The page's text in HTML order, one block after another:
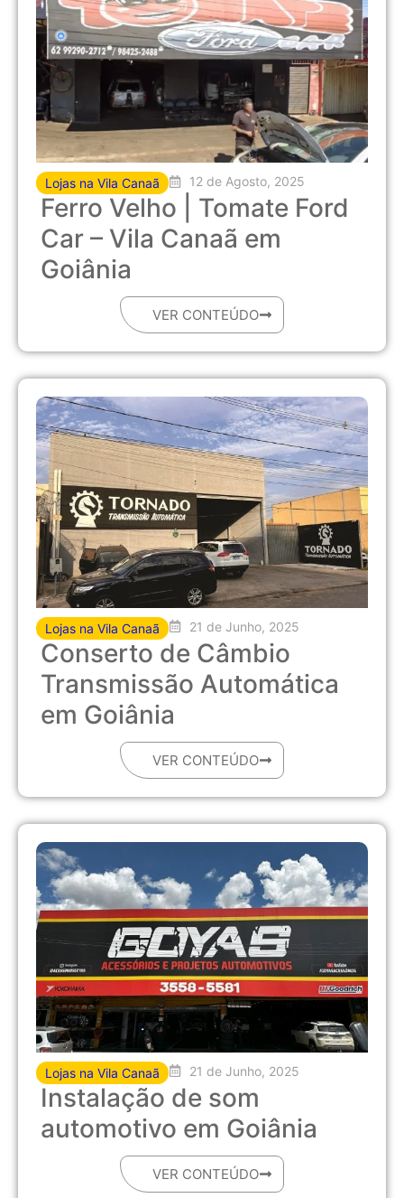
Lojas na Vila Canaã 12 de Agosto, 2025
Ferro Velho | Tomate Ford
Car – Vila Canaã em
Goiânia
VER CONTEÚDO
Lojas na Vila Canaã 21 de Junho, 2025
Conserto de Câmbio
Transmissão Automática
em Goiânia
VER CONTEÚDO
Lojas na Vila Canaã 21 de Junho, 2025
Instalação de som
automotivo em Goiânia
VER CONTEÚDO